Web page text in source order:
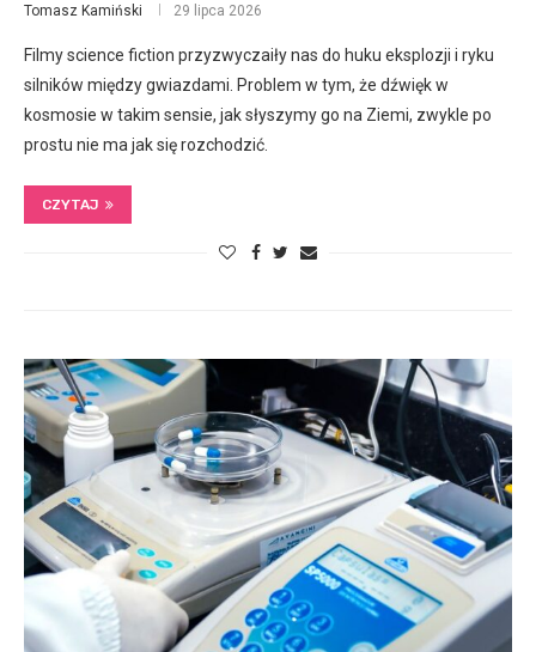
Tomasz Kamiński 29 lipca 2026
Filmy science fiction przyzwyczaiły nas do huku eksplozji i ryku
silników między gwiazdami. Problem w tym, że dźwięk w
kosmosie w takim sensie, jak słyszymy go na Ziemi, zwykle po
prostu nie ma jak się rozchodzić.
CZYTAJ